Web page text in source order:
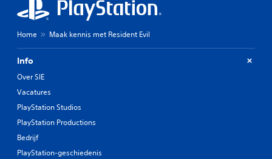
Home Maak kennis met Resident Evil
Info
Over SIE
Vacatures
PlayStation Studios
PlayStation Productions
Bedrijf
PlayStation-geschiedenis